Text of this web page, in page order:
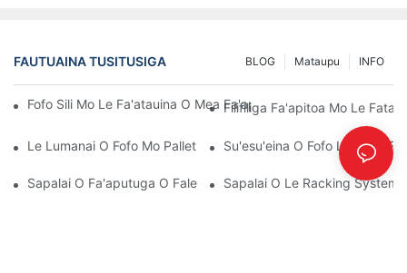
FAUTUAINA TUSITUSIGA INFO
Mataupu
BLOG
Fofo Sili Mo Le Fa'atauina O Mea Fa'apisinisi Mo Le Pulega
Filifiliga Fa'apitoa Mo Le Fata
Le Lumanai O Fofo Mo Pallet Rack: Aga Masani Ma Fouga Fou
Su'esu'eina O Fofo Lelei Mo
Sapalai O Fa'aputuga O Faleteuoloa: Mea E Va'ava'ai I Ai
Sapalai O Le Racking